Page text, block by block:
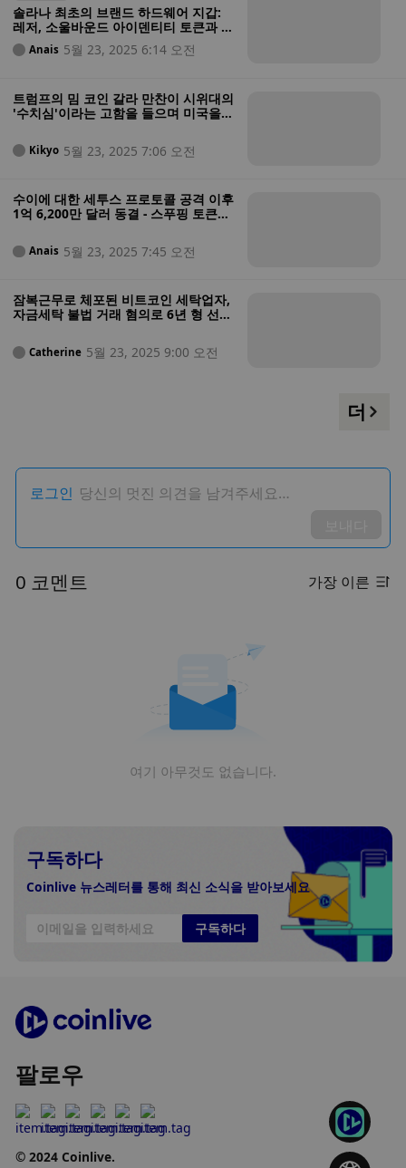
솔라나 최초의 브랜드 하드웨어 지갑:
레저, 소울바운드 아이덴티티 토큰과 독
점 커뮤니티 특전을 갖춘 생태계 맞춤형
디바이스 출시
Anais 5월 23, 2025 6:14 오전
트럼프의 밈 코인 갈라 만찬이 시위대의
'수치심'이라는 고함을 들으며 미국을
배로 노력했습니다.
Kikyo 5월 23, 2025 7:06 오전
수이에 대한 세투스 프로토콜 공격 이후
1억 6,200만 달러 동결 - 스푸핑 토큰이
앙화 금융 강탈을 가능하게 했나요?
Anais 5월 23, 2025 7:45 오전
잠복근무로 체포된 비트코인 세탁업자,
자금세탁 불법 거래 혐의로 6년 형 선고
Catherine 5월 23, 2025 9:00 오전
더
로그인 당신의 멋진 의견을 남겨주세요…
0 코멘트 가장 이른
여기 아무것도 없습니다.
구독하다
Coinlive 뉴스레터를 통해 최신 소식을 받아보세요
구독하다
팔로우
© 2024 Coinlive.